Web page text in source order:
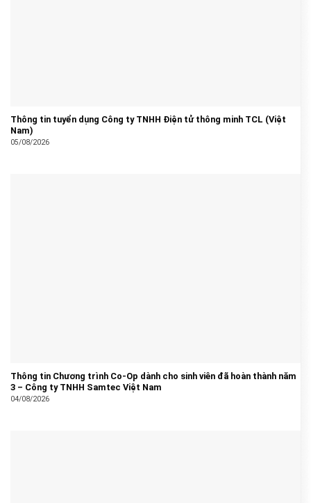
Thông tin tuyển dụng Công ty TNHH Điện tử thông minh TCL (Việt
Nam)
05/08/2026
Thông tin Chương trình Co-Op dành cho sinh viên đã hoàn thành năm
3 – Công ty TNHH Samtec Việt Nam
04/08/2026